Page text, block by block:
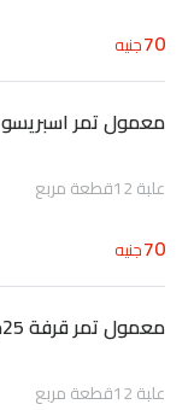
70جنيه
معمول تمر اسبريسو 25جم
علبة 12قطعة مربع
70جنيه
معمول تمر قرفة 25جم
علبة 12قطعة مربع